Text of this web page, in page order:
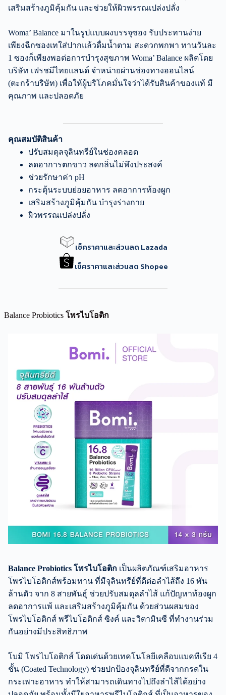
เสริมสร้างภูมิคุ้มกัน และช่วยให้ผิวพรรณเปล่งปลั่ง
Woma’ Balance มาในรูปแบบผงบรรจุซอง รับประทานง่าย
เพียงฉีกซองเทใส่ปากแล้วดื่มน้ำตาม สะดวกพกพา ทานวันละ
1 ซองก็เพียงพอต่อการบำรุงสุขภาพ Woma’ Balance ผลิตโดย
บริษัท เฟรชมีไทยแลนด์ จำหน่ายผ่านช่องทางออนไลน์
(ตะกร้าบริษัท) เพื่อให้ผู้บริโภคมั่นใจว่าได้รับสินค้าของแท้ มี
คุณภาพ และปลอดภัย
คุณสมบัติสินค้า
ปรับสมดุลจุลินทรีย์ในช่องคลอด
ลดอาการตกขาว ลดกลิ่นไม่พึงประสงค์
ช่วยรักษาค่า pH
กระตุ้นระบบย่อยอาหาร ลดอาการท้องผูก
เสริมสร้างภูมิคุ้มกัน บำรุงร่างกาย
ผิวพรรณเปล่งปลั่ง
เช็คราคาและส่วนลด Lazada
เช็คราคาและส่วนลด Shopee
Balance Probiotics โพรไบโอติก
Balance Probiotics โพรไบโอติก เป็นผลิตภัณฑ์เสริมอาหาร
โพรไบโอติกส์พร้อมทาน ที่มีจุลินทรีย์ที่ดีต่อลำไส้ถึง 16 พัน
ล้านตัว จาก 8 สายพันธุ์ ช่วยปรับสมดุลลำไส้ แก้ปัญหาท้องผูก
ลดอาการแพ้ และเสริมสร้างภูมิคุ้มกัน ด้วยส่วนผสมของ
โพรไบโอติกส์ พรีไบโอติกส์ ซิงค์ และวิตามินซี ที่ทำงานร่วม
กันอย่างมีประสิทธิภาพ
โบมิ โพรไบโอติกส์ โดดเด่นด้วยเทคโนโลยีเคลือบแบคทีเรีย 4
ชั้น (Coated Technology) ช่วยปกป้องจุลินทรีย์ที่ดีจากกรดใน
กระเพาะอาหาร ทำให้สามารถเดินทางไปถึงลำไส้ได้อย่าง